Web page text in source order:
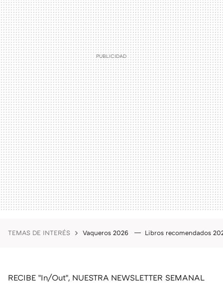
TEMAS DE INTERÉS Vaqueros 2026 Libros recomendados
RECIBE "In/Out", NUESTRA NEWSLETTER SEMANAL